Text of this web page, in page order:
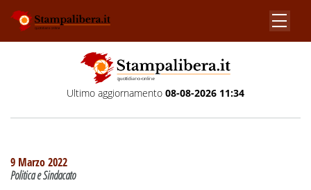
Ultimo aggiornamento 08-08-2026 11:34
9 Marzo 2022
Politica e Sindacato